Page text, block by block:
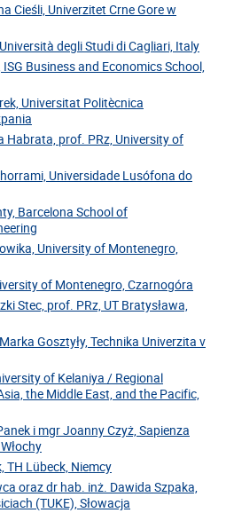
Cieśli, Univerzitet Crne Gore w
degli Studi di Cagliari, Italy
Business and Economics School,
Universitat Politècnica
Habrata, prof. PRz, University of
Universidade Lusófona do
Barcelona School of
University of Montenegro,
of Montenegro, Czarnogóra
Stec, prof. PRz, UT Bratysława,
Gosztyły, Technika Univerzita v
of Kelaniya / Regional
the Middle East, and the Pacific,
i mgr Joanny Czyż, Sapienza
TH Lübeck, Niemcy
oraz dr hab. inż. Dawida Szpaka,
(TUKE), Słowacja